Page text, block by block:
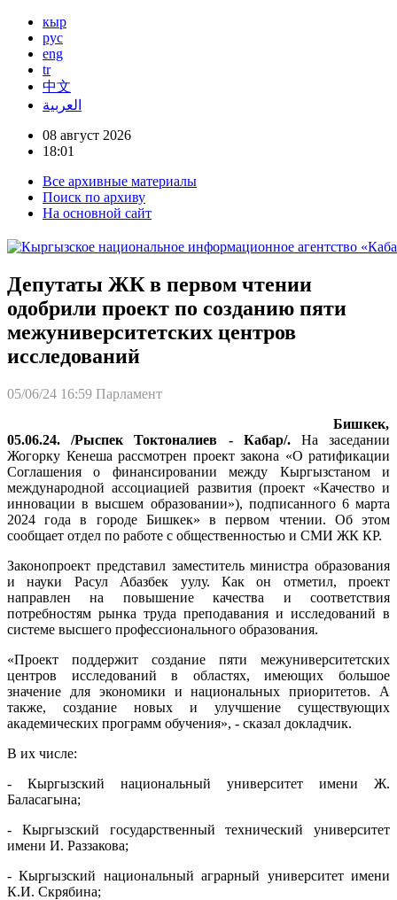
кыр
рус
eng
tr
中文
العربية
08 август 2026
18:01
Все архивные материалы
Поиск по архиву
На основной сайт
Депутаты ЖК в первом чтении
одобрили проект по созданию пяти
межуниверситетских центров
исследований
05/06/24 16:59 Парламент
Бишкек,
05.06.24. /Рыспек Токтоналиев - Кабар/.На заседании
Жогорку Кенеша рассмотрен проект закона «О ратификации
Соглашения о финансировании между Кыргызстаном и
международной ассоциацией развития (проект «Качество и
инновации в высшем образовании»), подписанного 6 марта
2024 года в городе Бишкек» в первом чтении. Об этом
сообщает отдел по работе с общественностью и СМИ ЖК КР.
Законопроект представил заместитель министра образования
и науки Расул Абазбек уулу. Как он отметил, проект
направлен на повышение качества и соответствия
потребностям рынка труда преподавания и исследований в
системе высшего профессионального образования.
«Проект поддержит создание пяти межуниверситетских
центров исследований в областях, имеющих большое
значение для экономики и национальных приоритетов. А
также, создание новых и улучшение существующих
академических программ обучения», - сказал докладчик.
В их числе:
- Кыргызский национальный университет имени Ж.
Баласагына;
- Кыргызский государственный технический университет
имени И. Раззакова;
- Кыргызский национальный аграрный университет имени
К.И. Скрябина;